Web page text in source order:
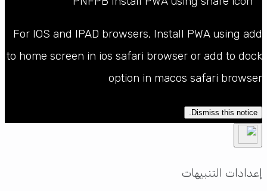
For IOS and IPAD browsers, Install PWA using add
to home screen in ios safari browser or add to dock
option in macos safari browser
Dismiss this notice.
إعدادات التنبيهات